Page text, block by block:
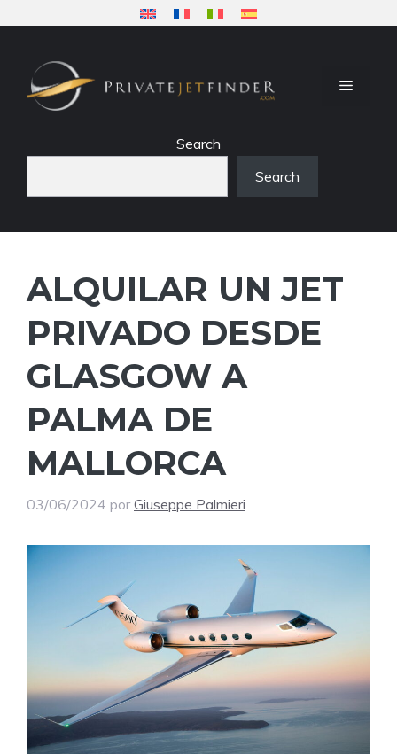
contenido
MENÚ
Search
Search
ALQUILAR UN JET
PRIVADO DESDE
GLASGOW A
PALMA DE
MALLORCA
03/06/2024 por Giuseppe Palmieri